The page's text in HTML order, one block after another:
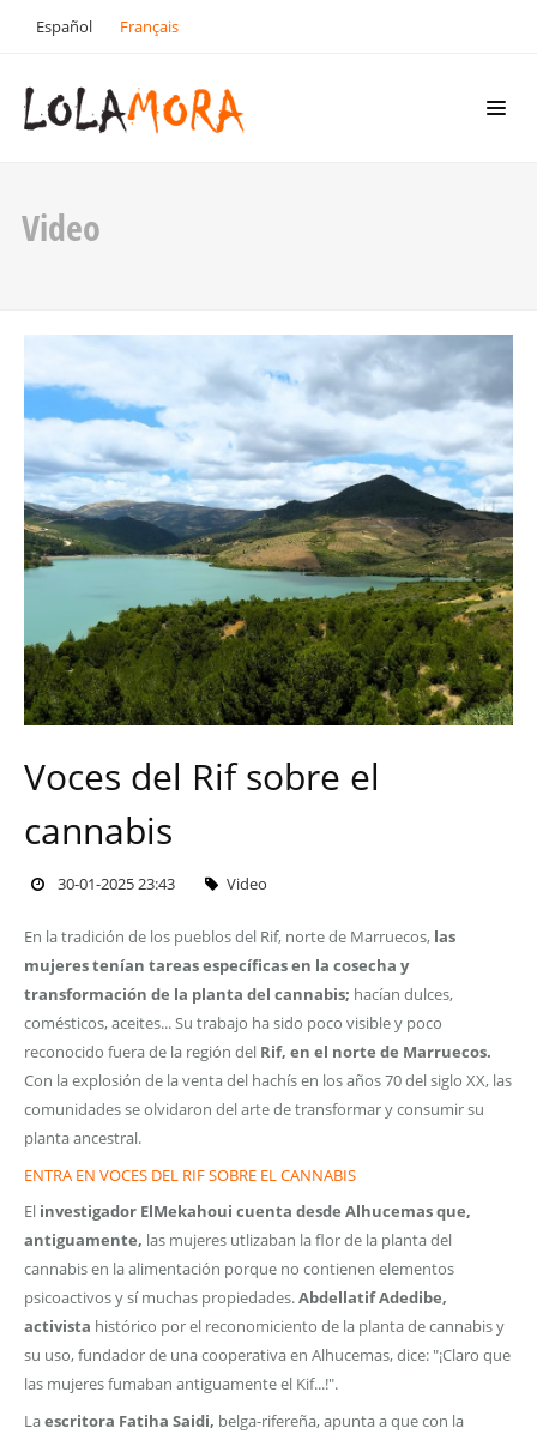
Español Français
Video
Voces del Rif sobre el
cannabis
30-01-2025 23:43 Video
En la tradición de los pueblos del Rif, norte de Marruecos, las
mujeres tenían tareas específicas en la cosecha y
transformación de la planta del cannabis; hacían dulces,
comésticos, aceites... Su trabajo ha sido poco visible y poco
reconocido fuera de la región del Rif, en el norte de Marruecos.
Con la explosión de la venta del hachís en los años 70 del siglo XX, las
comunidades se olvidaron del arte de transformar y consumir su
planta ancestral.
ENTRA EN VOCES DEL RIF SOBRE EL CANNABIS
El investigador ElMekahoui cuenta desde Alhucemas que,
antiguamente, las mujeres utlizaban la flor de la planta del
cannabis en la alimentación porque no contienen elementos
psicoactivos y sí muchas propiedades.Abdellatif Adedibe,
activista histórico por el reconomiciento de la planta de cannabis y
su uso, fundador de una cooperativa en Alhucemas, dice: "¡Claro que
las mujeres fumaban antiguamente el Kif...!".
Laescritora Fatiha Saidi, belga-rifereña, apunta a que con la